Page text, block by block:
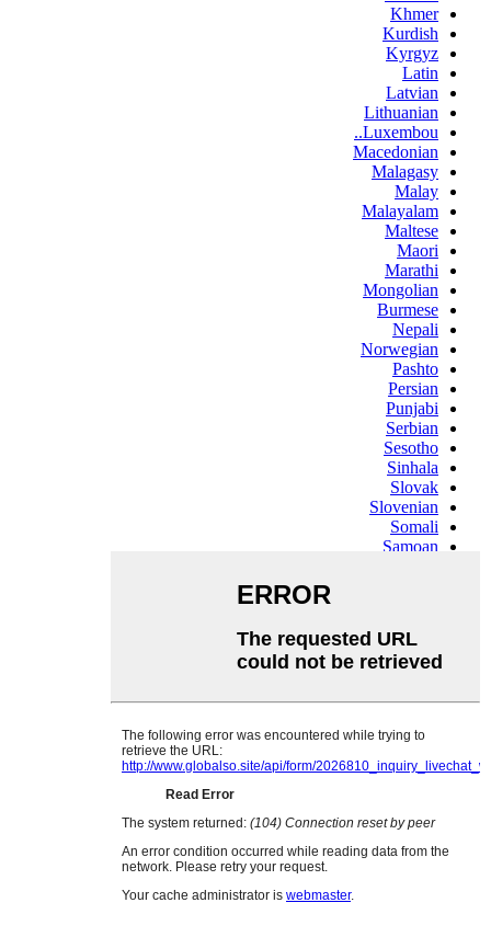
Khmer
Kurdish
Kyrgyz
Latin
Latvian
Lithuanian
Luxembou..
Macedonian
Malagasy
Malay
Malayalam
Maltese
Maori
Marathi
Mongolian
Burmese
Nepali
Norwegian
Pashto
Persian
Punjabi
Serbian
Sesotho
Sinhala
Slovak
Slovenian
Somali
Samoan
Swahili
Tajik
Telugu
Ukrainian
Urdu
Welsh
Xhosa
Yiddish